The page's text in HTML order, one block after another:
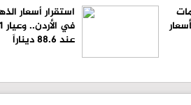
استقرار أسعار
في
عند 88.6 ديناراً